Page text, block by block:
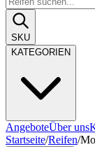
SKU
KATEGORIEN
AngeboteÜber uns
Startseite/Reifen/